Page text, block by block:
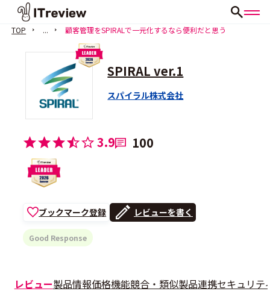
TOP ... 顧客管理をSPIRALで一元化するなら便利だと思う
SPIRAL ver.1
スパイラル株式会社
3.9 100
ブックマーク登録 レビューを書く
Good Response
レビュー製品情報価格機能競合・類似製品連携セキュリテ